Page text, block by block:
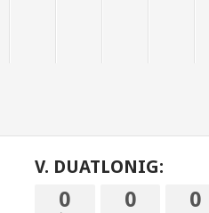
V. DUATLONIG:
0 0 0